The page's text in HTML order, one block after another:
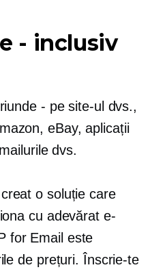
- inclusiv
- pe site-ul dvs.,
eBay, aplicații
dvs.
o soluție care
cu adevărat e-
for Email este
de prețuri. Înscrie-te